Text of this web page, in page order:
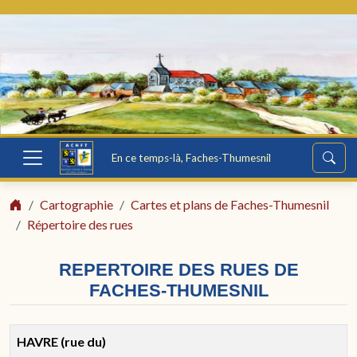
En ce temps-là, Faches-Thumesnil
Cartographie
Cartes et plans de Faches-Thumesnil
Répertoire des rues
REPERTOIRE DES RUES DE
FACHES-THUMESNIL
HAVRE (rue du)